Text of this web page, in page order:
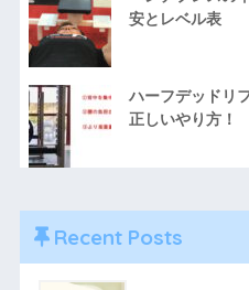
安とレベル表
ハーフデッドリ
正しいやり方！
Recent Posts